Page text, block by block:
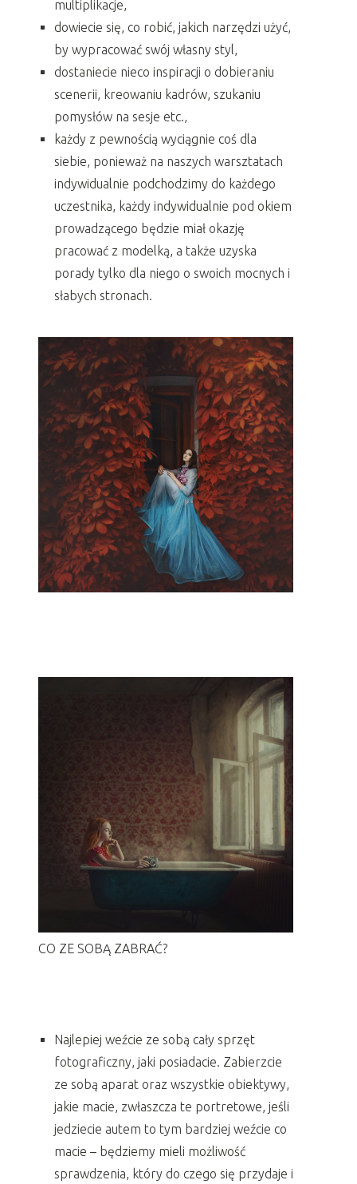
multiplikacje,
dowiecie się, co robić, jakich narzędzi użyć,
by wypracować swój własny styl,
dostaniecie nieco inspiracji o dobieraniu
scenerii, kreowaniu kadrów, szukaniu
pomysłów na sesje etc.,
każdy z pewnością wyciągnie coś dla
siebie, ponieważ na naszych warsztatach
indywidualnie podchodzimy do każdego
uczestnika, każdy indywidualnie pod okiem
prowadzącego będzie miał okazję
pracować z modelką, a także uzyska
porady tylko dla niego o swoich mocnych i
słabych stronach.
CO ZE SOBĄ ZABRAĆ?
Najlepiej weźcie ze sobą cały sprzęt
fotograficzny, jaki posiadacie. Zabierzcie
ze sobą aparat oraz wszystkie obiektywy,
jakie macie, zwłaszcza te portretowe, jeśli
jedziecie autem to tym bardziej weźcie co
macie – będziemy mieli możliwość
sprawdzenia, który do czego się przydaje i